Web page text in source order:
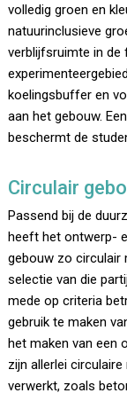
volledig groen en
natuurinclusieve
verblijfsruimte in de
koelingsbuffer en
aan het gebouw.
beschermt de
Circulair
Passend bij de
heeft het ontwerp-
gebouw zo circulair
selectie van die
mede op criteria
gebruik te maken
het maken van een
zijn allerlei
verwerkt, zoals